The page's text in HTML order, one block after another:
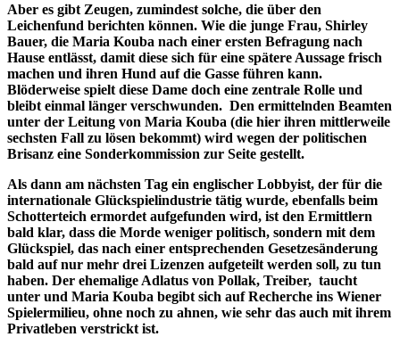
Aber es gibt Zeugen, zumindest solche, die über den
Leichenfund berichten können. Wie die junge Frau, Shirley
Bauer, die Maria Kouba nach einer ersten Befragung nach
Hause entlässt, damit diese sich für eine spätere Aussage frisch
machen und ihren Hund auf die Gasse führen kann.
Blöderweise spielt diese Dame doch eine zentrale Rolle und
bleibt einmal länger verschwunden. Den ermittelnden Beamten
unter der Leitung von Maria Kouba (die hier ihren mittlerweile
sechsten Fall zu lösen bekommt) wird wegen der politischen
Brisanz eine Sonderkommission zur Seite gestellt.
Als dann am nächsten Tag ein englischer Lobbyist, der für die
internationale Glückspielindustrie tätig wurde, ebenfalls beim
Schotterteich ermordet aufgefunden wird, ist den Ermittlern
bald klar, dass die Morde weniger politisch, sondern mit dem
Glückspiel, das nach einer entsprechenden Gesetzesänderung
bald auf nur mehr drei Lizenzen aufgeteilt werden soll, zu tun
haben. Der ehemalige Adlatus von Pollak, Treiber, taucht
unter und Maria Kouba begibt sich auf Recherche ins Wiener
Spielermilieu, ohne noch zu ahnen, wie sehr das auch mit ihrem
Privatleben verstrickt ist.